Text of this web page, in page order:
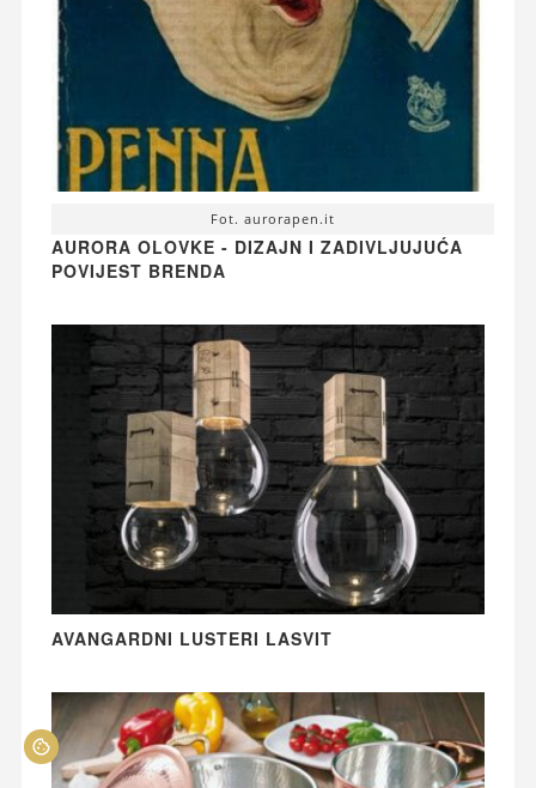
Fot. aurorapen.it
AURORA OLOVKE - DIZAJN I ZADIVLJUJUĆA
POVIJEST BRENDA
AVANGARDNI LUSTERI LASVIT